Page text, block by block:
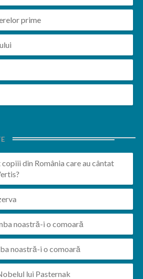
prime
copiii din România care au cântat
noastră-i o comoară
noastră-i o comoară
lui Pasternak